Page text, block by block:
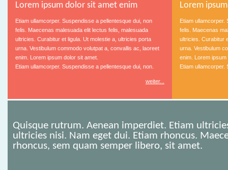
Lorem ipsum dolor sit amet enim
Etiam ullamcorper. Suspendisse a pellentesque dui, non
felis. Maecenas malesuada elit lectus felis, malesuada
ultricies. Curabitur et ligula. Ut molestie a, ultricies porta
urna. Vestibulum commodo volutpat a, convallis ac, laoreet
enim. Lorem ipsum dolor sit amet.
Etiam ullamcorper. Suspendisse a pellentesque dui, non.
weiter...
Lorem
Etiam ullamcorper.
felis. Maecenas
ultricies. Curabitur et ligula. Ut molestie a, ultricies porta
urna. Vestibulum commodo volutpat a, convallis ac, laoreet
Etiam ullamcorper.
Quisque rutrum. Aenean imperdiet. Etiam ultricies nisi vel augue.
ultricies nisi. Nam eget dui. Etiam rhoncus. Maecenas tempus, tellus eget condimentum
rhoncus, sem quam semper libero, sit amet.